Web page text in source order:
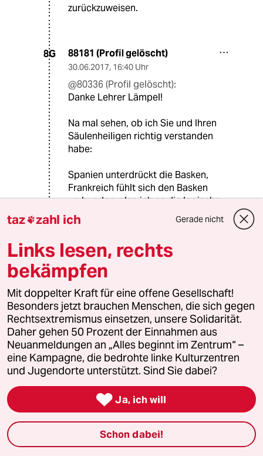
zurückzuweisen.
8G 88181 (Profil gelöscht)
30.06.2017, 16:40 Uhr
@80336 (Profil gelöscht):
Danke Lehrer Lämpel!
Na mal sehen, ob ich Sie und Ihren
Säulenheiligen richtig verstanden
habe:
Spanien unterdrückt die Basken,
Frankreich fühlt sich den Basken
verbunden, also ich es die logische,
fast zwingende Konsequenz, dass
Frankreich Spanien mit Raketen
Richtig?
5G 571 (Profil gelöscht)
30.06.2017,18:36 Uhr
@88181 (Profil gelöscht):
Na, kommen Sie wieder auf den
Teppich.
Ihre Dünnhäutigkeit enttäuscht.
88181 (Profil gelöscht)
taz zahl ich Gerade nicht
Links lesen, rechts
bekämpfen
Mit doppelter Kraft für eine offene Gesellschaft!
Besonders jetzt brauchen Menschen, die sich gegen
Rechtsextremismus einsetzen, unsere Solidarität.
Daher gehen 50 Prozent der Einnahmen aus
Neuanmeldungen an „Alles beginnt im Zentrum“ –
eine Kampagne, die bedrohte linke Kulturzentren
und Jugendorte unterstützt. Sind Sie dabei?
 Ja, ich will
Schon dabei!